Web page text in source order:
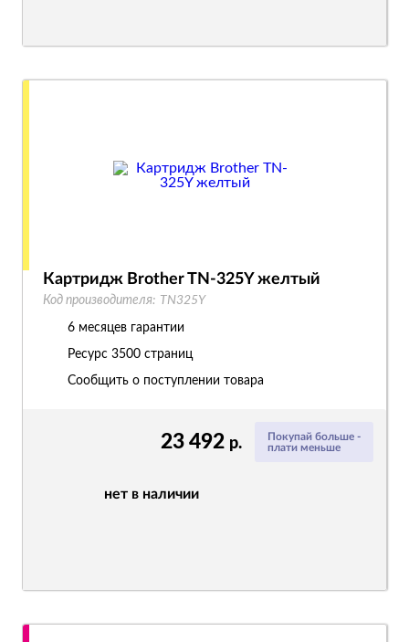
Покупай больше -
плати меньше
23 492 р.
нет в наличии
Картридж Brother TN-325Y желтый
Код производителя: TN325Y
6 месяцев гарантии
Ресурс 3500 страниц
Сообщить о поступлении товара